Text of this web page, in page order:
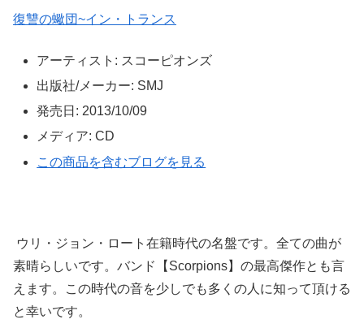
復讐の蠍団~イン・トランス
アーティスト: スコーピオンズ
出版社/メーカー: SMJ
発売日: 2013/10/09
メディア: CD
この商品を含むブログを見る
ウリ・ジョン・ロート在籍時代の名盤です。全ての曲が
素晴らしいです。バンド【Scorpions】の最高傑作とも言
えます。この時代の音を少しでも多くの人に知って頂ける
と幸いです。